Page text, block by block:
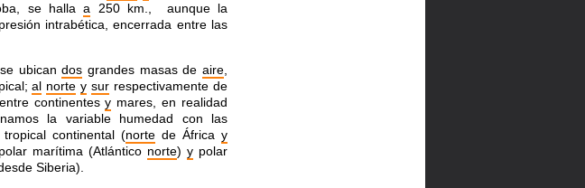
se hallaa 250 km., aunque la
intrabética, encerrada entre las
se ubicandos grandes masas deaire
al norte y sur respectivamente de
continentesy mares, en realidad
la variable humedad con las
continental (nortede Áfricay
marítima (Atlántico norte) ypolar
Siberia).